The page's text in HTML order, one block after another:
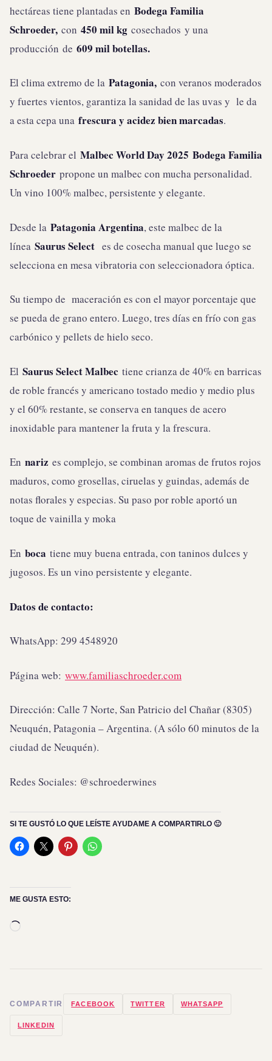
hectáreas tiene plantadas en Bodega Familia
Schroeder, con 450 mil kg cosechados y una
producción de 609 mil botellas.
El clima extremo de la Patagonia, con veranos moderados
y fuertes vientos, garantiza la sanidad de las uvas y le da
a esta cepa una frescura y acidez bien marcadas.
Para celebrar el Malbec World Day 2025 Bodega Familia
Schroeder propone un malbec con mucha personalidad.
Un vino 100% malbec, persistente y elegante.
Desde la Patagonia Argentina, este malbec de la
línea Saurus Select es de cosecha manual que luego se
selecciona en mesa vibratoria con seleccionadora óptica.
Su tiempo de maceración es con el mayor porcentaje que
se pueda de grano entero. Luego, tres días en frío con gas
carbónico y pellets de hielo seco.
El Saurus Select Malbec tiene crianza de 40% en barricas
de roble francés y americano tostado medio y medio plus
y el 60% restante, se conserva en tanques de acero
inoxidable para mantener la fruta y la frescura.
En nariz es complejo, se combinan aromas de frutos rojos
maduros, como grosellas, ciruelas y guindas, además de
notas florales y especias. Su paso por roble aportó un
toque de vainilla y moka
En boca tiene muy buena entrada, con taninos dulces y
jugosos. Es un vino persistente y elegante.
Datos de contacto:
WhatsApp: 299 4548920
Página web: www.familiaschroeder.com
Dirección: Calle 7 Norte, San Patricio del Chañar (8305)
Neuquén, Patagonia – Argentina. (A sólo 60 minutos de la
ciudad de Neuquén).
Redes Sociales: @schroederwines
SI TE GUSTÓ LO QUE LEÍSTE AYUDAME A COMPARTIRLO 🙂
ME GUSTA ESTO:
COMPARTIR FACEBOOK TWITTER WHATSAPP
LINKEDIN